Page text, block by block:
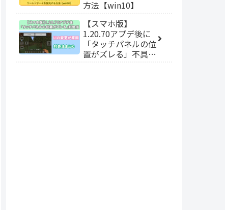
方法【win10】
【スマホ版】
1.20.70アプデ後に
「タッチパネルの位
置がズレる」不具合